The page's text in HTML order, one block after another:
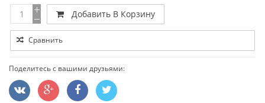
Добавить В Корзину
Сравнить
Поделитесь с вашими друзьями: